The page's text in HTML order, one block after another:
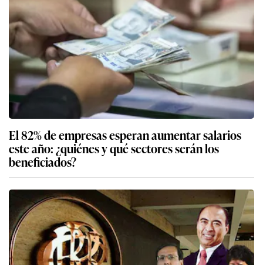
El 82% de empresas esperan aumentar salarios
este año: ¿quiénes y qué sectores serán los
beneficiados?